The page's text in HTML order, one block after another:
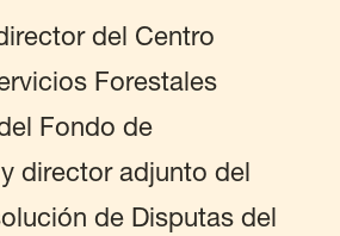
del Centro
Forestales
Fondo de
director adjunto del
de Disputas del